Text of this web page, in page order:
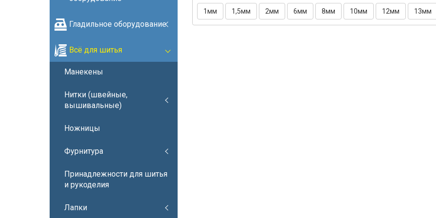
Гладильное оборудование
Всё для шитья
Манекены
Нитки (швейные,
вышивальные)
Ножницы
Фурнитура
Принадлежности для шитья
и рукоделия
Лапки
1мм 1,5мм 2мм 6мм 8мм 10мм 12мм 13мм